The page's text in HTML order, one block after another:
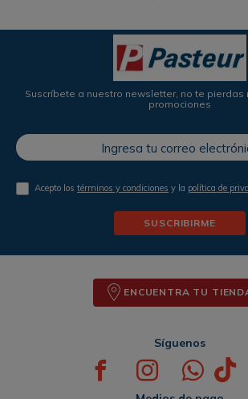
Suscríbete a nuestro newsletter, no te pierdas
promociones
Acepto lostérminos y condiciones y la política de
SUSCRIBIRME
ENCUENTRA TU
Síguenos